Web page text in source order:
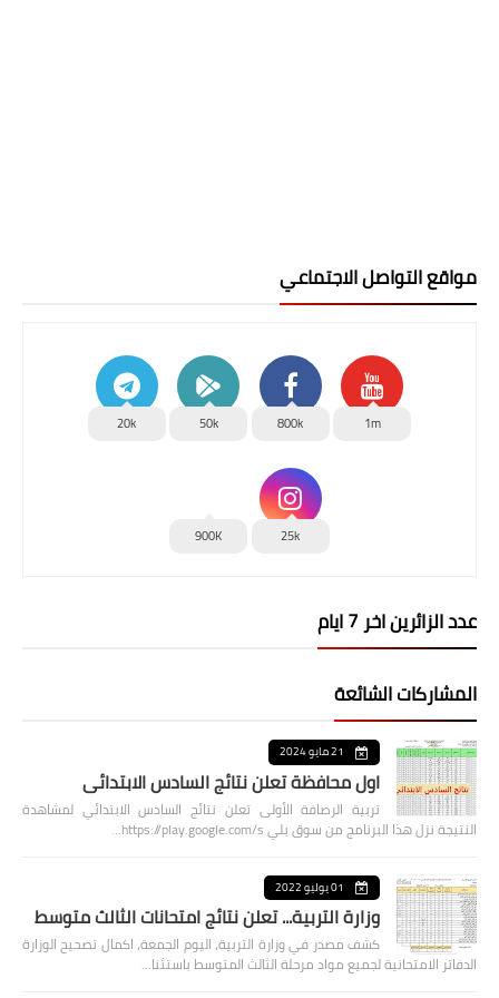
مواقع التواصل الاجتماعي
1m
800k
50k
20k
25k
900K
عدد الزائرين اخر 7 ايام
المشاركات الشائعة
21 مايو 2024
اول محافظة تعلن نتائج السادس الابتدائي
تربية الرصافة الأولى تعلن نتائج السادس الابتدائي لمشاهدة
النتيجة نزل هذا البرنامج من سوق بلي https://play.google.com/s…
01 يوليو 2022
وزارة التربية... تعلن نتائج امتحانات الثالث متوسط
كشف مصدر في وزارة التربية، اليوم الجمعة، اكمال تصحيح الوزارة
الدفاتر الامتحانية لجميع مواد مرحلة الثالث المتوسط باستثنا…